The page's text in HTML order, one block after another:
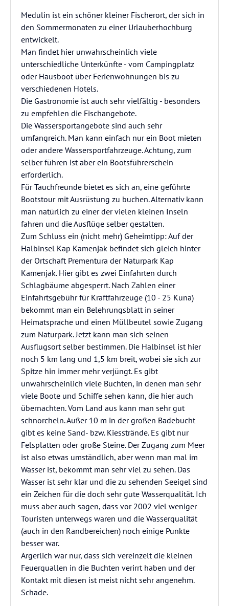
Medulin ist ein schöner kleiner Fischerort, der sich in
den Sommermonaten zu einer Urlauberhochburg
entwickelt.
Man findet hier unwahrscheinlich viele
unterschiedliche Unterkünfte - vom Campingplatz
oder Hausboot über Ferienwohnungen bis zu
verschiedenen Hotels.
Die Gastronomie ist auch sehr vielfältig - besonders
zu empfehlen die Fischangebote.
Die Wassersportangebote sind auch sehr
umfangreich. Man kann einfach nur ein Boot mieten
oder andere Wassersportfahrzeuge. Achtung, zum
selber führen ist aber ein Bootsführerschein
erforderlich.
Für Tauchfreunde bietet es sich an, eine geführte
Bootstour mit Ausrüstung zu buchen. Alternativ kann
man natürlich zu einer der vielen kleinen Inseln
fahren und die Ausflüge selber gestalten.
Zum Schluss ein (nicht mehr) Geheimtipp: Auf der
Halbinsel Kap Kamenjak befindet sich gleich hinter
der Ortschaft Prementura der Naturpark Kap
Kamenjak. Hier gibt es zwei Einfahrten durch
Schlagbäume abgesperrt. Nach Zahlen einer
Einfahrtsgebühr für Kraftfahrzeuge (10 - 25 Kuna)
bekommt man ein Belehrungsblatt in seiner
Heimatsprache und einen Müllbeutel sowie Zugang
zum Naturpark. Jetzt kann man sich seinen
Ausflugsort selber bestimmen. Die Halbinsel ist hier
noch 5 km lang und 1,5 km breit, wobei sie sich zur
Spitze hin immer mehr verjüngt. Es gibt
unwahrscheinlich viele Buchten, in denen man sehr
viele Boote und Schiffe sehen kann, die hier auch
übernachten. Vom Land aus kann man sehr gut
schnorcheln. Außer 10 m in der großen Badebucht
gibt es keine Sand- bzw. Kiesstrände. Es gibt nur
Felsplatten oder große Steine. Der Zugang zum Meer
ist also etwas umständlich, aber wenn man mal im
Wasser ist, bekommt man sehr viel zu sehen. Das
Wasser ist sehr klar und die zu sehenden Seeigel sind
ein Zeichen für die doch sehr gute Wasserqualität. Ich
muss aber auch sagen, dass vor 2002 viel weniger
Touristen unterwegs waren und die Wasserqualität
(auch in den Randbereichen) noch einige Punkte
besser war.
Ärgerlich war nur, dass sich vereinzelt die kleinen
Feuerquallen in die Buchten verirrt haben und der
Kontakt mit diesen ist meist nicht sehr angenehm.
Schade.